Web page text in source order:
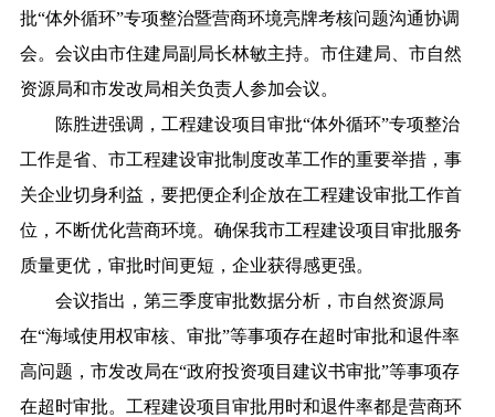
批“体外循环”专项整治暨营商环境亮牌考核问题沟通协调
会。会议由市住建局副局长林敏主持。市住建局、市自然
资源局和市发改局相关负责人参加会议。
陈胜进强调，工程建设项目审批“体外循环”专项整治
工作是省、市工程建设审批制度改革工作的重要举措，事
关企业切身利益，要把便企利企放在工程建设审批工作首
位，不断优化营商环境。确保我市工程建设项目审批服务
质量更优，审批时间更短，企业获得感更强。
会议指出，第三季度审批数据分析，市自然资源局
在“海域使用权审核、审批”等事项存在超时审批和退件率
高问题，市发改局在“政府投资项目建议书审批”等事项存
在超时审批。工程建设项目审批用时和退件率都是营商环